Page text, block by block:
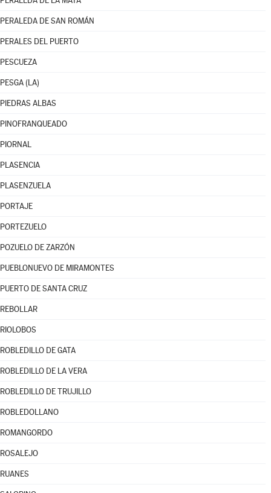
PERALEDA DE SAN ROMÁN
PERALES DEL PUERTO
PESCUEZA
PESGA (LA)
PIEDRAS ALBAS
PINOFRANQUEADO
PIORNAL
PLASENCIA
PLASENZUELA
PORTAJE
PORTEZUELO
POZUELO DE ZARZÓN
PUEBLONUEVO DE MIRAMONTES
PUERTO DE SANTA CRUZ
REBOLLAR
RIOLOBOS
ROBLEDILLO DE GATA
ROBLEDILLO DE LA VERA
ROBLEDILLO DE TRUJILLO
ROBLEDOLLANO
ROMANGORDO
ROSALEJO
RUANES